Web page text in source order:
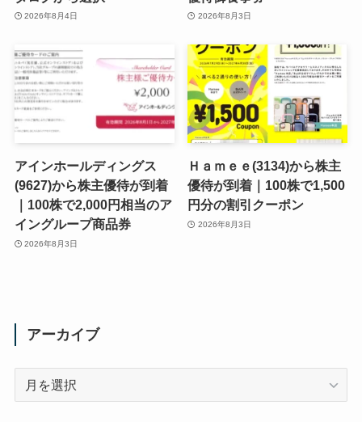
2026年8月4日 2026年8月3日
アインホールディングス
(9627)から株主優待が到着
｜100株で2,000円相当のア
イングループ商品券
2026年8月3日
Ｈａｍｅｅ(3134)から株主
優待が到着｜100株で1,500
円分の割引クーポン
2026年8月3日
アーカイブ